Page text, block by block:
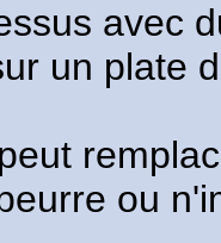
avec
un plate
ou